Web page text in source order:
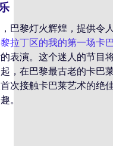
巴黎灯火辉煌，提供令
拉丁区的我的第一场卡
表演。这个迷人的节目
，在巴黎最古老的卡巴
次接触卡巴莱艺术的绝
。